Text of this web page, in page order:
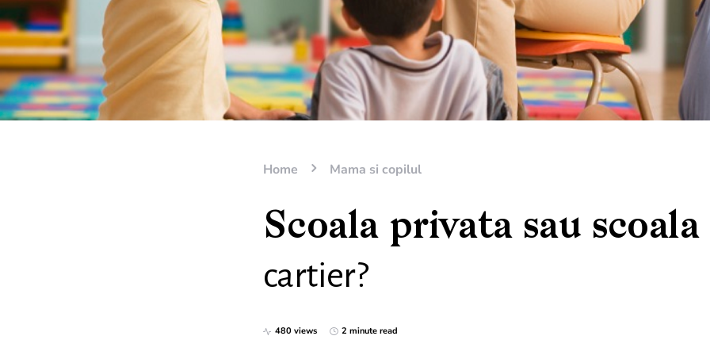
Home Mama si copilul
Scoala privata sau scoala
cartier?
480 views 2 minute read